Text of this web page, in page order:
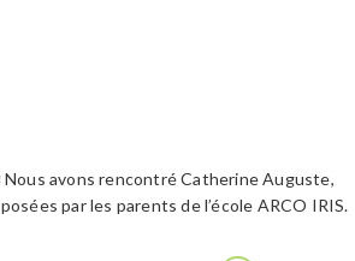
avons rencontré Catherine Auguste,
par les parents de l’école ARCO IRIS.